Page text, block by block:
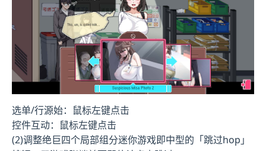
选单/行源始：鼠标左键点击
控件互动：鼠标左键点击
(2)调整绝巨四个局部组分迷你游戏即中型的「跳过hop」